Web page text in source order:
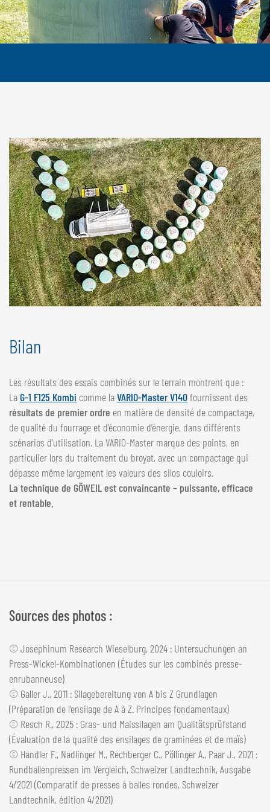
Bilan
Les résultats des essais combinés sur le terrain montrent que :
LaG-1 F125 Kombi comme laVARIO-Master V140fournissent des
résultats de premier ordre en matière de densité de compactage,
de qualité du fourrage et d’économie d’énergie, dans différents
scénarios d’utilisation. La VARIO-Master marque des points, en
particulier lors du traitement du broyat, avec un compactage qui
dépasse même largement les valeurs des silos couloirs.
La technique de GÖWEIL est convaincante – puissante, efficace
et rentable.
Sources des photos :
© Josephinum Research Wieselburg, 2024 : Untersuchungen an
Press-Wickel-Kombinationen (Études sur les combinés presse-
enrubanneuse)
© Galler J., 2011 : Silagebereitung von A bis Z Grundlagen
(Préparation de l’ensilage de A à Z. Principes fondamentaux)
© Resch R., 2025 : Gras- und Maissilagen am Qualitätsprüfstand
(Évaluation de la qualité des ensilages de graminées et de maïs)
© Handler F., Nadlinger M., Rechberger C., Pöllinger A., Paar J., 2021 :
Rundballenpressen im Vergleich, Schweizer Landtechnik, Ausgabe
4/2021 (Comparatif de presses à balles rondes, Schweizer
Landtechnik, édition 4/2021)